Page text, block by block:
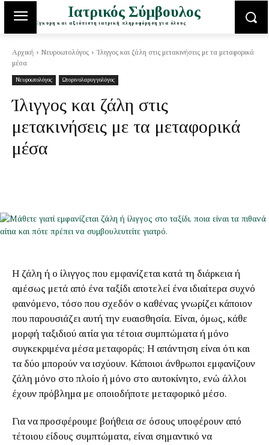
Ιατρικός Σύμβουλος
Έγκυρη και αξιόπιστη ιατρική πληροφόρηση για όλους
Αρχική Νευροωτολόγος
Ίλιγγος και ζάλη στις μετακινήσεις με τα μεταφορικά
μέσα
Νευροωτολόγος Ωτορινολαρυγγολόγος
Ίλιγγος και ζάλη στις
μετακινήσεις με τα μεταφορικά
μέσα
Η ζάλη ή ο ίλιγγος που εμφανίζεται κατά τη διάρκεια ή
αμέσως μετά από ένα ταξίδι αποτελεί ένα ιδιαίτερα συχνό
φαινόμενο, τόσο που σχεδόν ο καθένας γνωρίζει κάποιον
που παρουσιάζει αυτή την ευαισθησία. Είναι, όμως, κάθε
μορφή ταξιδιού αιτία για τέτοια συμπτώματα ή μόνο
συγκεκριμένα μέσα μεταφοράς; Η απάντηση είναι ότι και
τα δύο μπορούν να ισχύουν. Κάποιοι άνθρωποι εμφανίζουν
ζάλη μόνο στο πλοίο ή μόνο στο αυτοκίνητο, ενώ άλλοι
έχουν πρόβλημα με οποιοδήποτε μεταφορικό μέσο.
Για να προσφέρουμε βοήθεια σε όσους υποφέρουν από
τέτοιου είδους συμπτώματα, είναι σημαντικό να